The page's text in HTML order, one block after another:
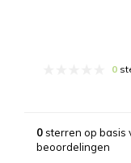
0
0sterren op basis
beoordelingen